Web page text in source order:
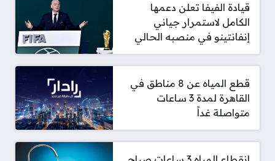
قيادة الفيفا تعلن دعمها
الكامل لاستمرار جياني
إنفانتينو في منصبه الحالي
قطع المياه عن 8 مناطق في
القاهرة لمدة 3 ساعات
متواصلة غداً